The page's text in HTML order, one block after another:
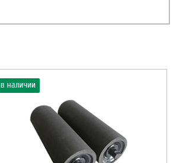
в наличии